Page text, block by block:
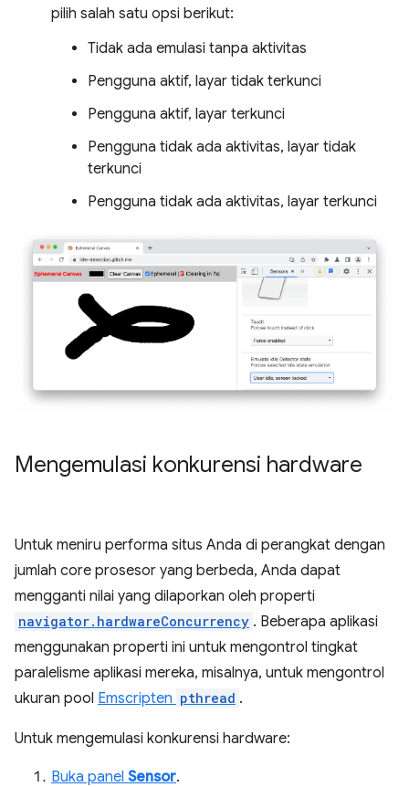
pilih salah satu opsi berikut:
Tidak ada emulasi tanpa aktivitas
Pengguna aktif, layar tidak terkunci
Pengguna aktif, layar terkunci
Pengguna tidak ada aktivitas, layar tidak
terkunci
Pengguna tidak ada aktivitas, layar terkunci
Mengemulasi konkurensi hardware
Untuk meniru performa situs Anda di perangkat dengan
jumlah core prosesor yang berbeda, Anda dapat
mengganti nilai yang dilaporkan oleh properti
navigator.hardwareConcurrency . Beberapa aplikasi
menggunakan properti ini untuk mengontrol tingkat
paralelisme aplikasi mereka, misalnya, untuk mengontrol
ukuran pool Emscripten pthread .
Untuk mengemulasi konkurensi hardware:
Buka panel Sensor.